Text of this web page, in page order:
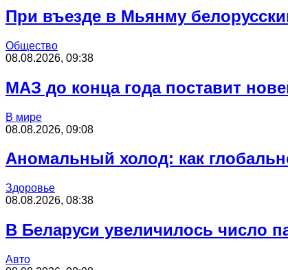
При въезде в Мьянму
Общество
08.08.2026, 09:38
МАЗ до конца года поставит
В мире
08.08.2026, 09:08
Аномальный холод: как
Здоровье
08.08.2026, 08:38
В Беларуси увеличилось число
Авто